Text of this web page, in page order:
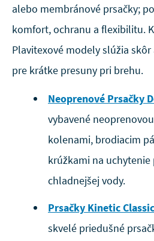
alebo membránové prsačky;
komfort, ochranu a flexibilitu.
Plavitexové modely slúžia
pre krátke presuny pri brehu.
Neoprenové Prsačky
vybavené
kolenami, brodiacim
krúžkami na
chladnejšej vody.
Prsačky Kinetic
skvelé priedušné